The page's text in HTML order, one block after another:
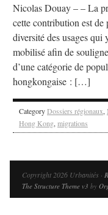
Nicolas Douay – – La
cette contribution est de
diversité des usages qui
mobilisé afin de
d’une catégorie de
hongkongaise : […]
CategoryDossiers régionaux,
Hong Kong, migrations
Copyright 2026 Urbanités ·
The Structure Theme v3 by